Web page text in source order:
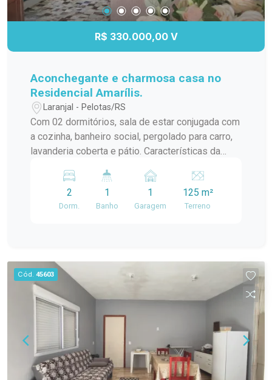
R$ 330.000,00 V
Aconchegante e charmosa casa no
Residencial Amarílis.
Laranjal - Pelotas/RS
Com 02 dormitórios, sala de estar conjugada com
a cozinha, banheiro social, pergolado para carro,
lavanderia coberta e pátio. Características da
com a cozinha Banheiro social Pergolado para
carro Lavanderia coberta Pátio Destaques: Casa
aconchegante e charmosa Ambientes bem
uma casa aconchegante no Residencial Amarílis.
Agende já a sua visita!
2
Dorm.
1
Banho
1
Garagem
125 m²
Terreno
Cód. 45603